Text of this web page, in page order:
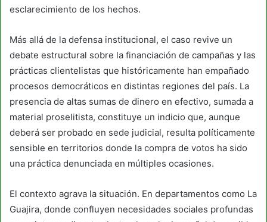
esclarecimiento de los hechos.
Más allá de la defensa institucional, el caso revive un
debate estructural sobre la financiación de campañas y las
prácticas clientelistas que históricamente han empañado
procesos democráticos en distintas regiones del país. La
presencia de altas sumas de dinero en efectivo, sumada a
material proselitista, constituye un indicio que, aunque
deberá ser probado en sede judicial, resulta políticamente
sensible en territorios donde la compra de votos ha sido
una práctica denunciada en múltiples ocasiones.
El contexto agrava la situación. En departamentos como La
Guajira, donde confluyen necesidades sociales profundas